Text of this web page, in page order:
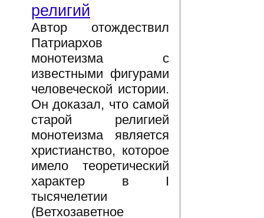
религий
Автор отождествил
Патриархов
монотеизма с
известными фигурами
человеческой истории.
Он доказал, что самой
старой религией
монотеизма является
христианство, которое
имело теоретический
характер в I
тысячелетии
(Ветхозаветное